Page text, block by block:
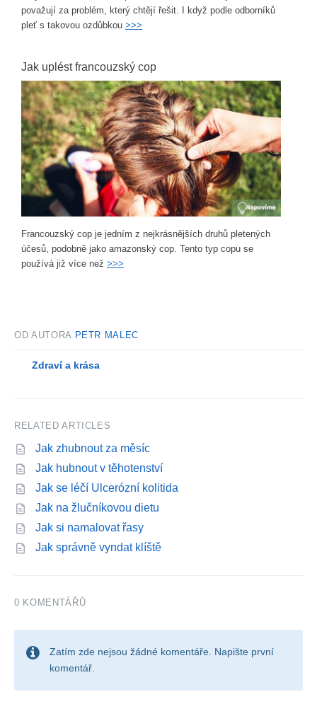
považují za problém, který chtějí řešit. I když podle odborníků
pleť s takovou ozdůbkou >>>
Jak uplést francouzský cop
Francouzský cop je jedním z nejkrásnějších druhů pletených
účesů, podobně jako amazonský cop. Tento typ copu se
používá již více než >>>
OD AUTORA PETR MALEC
Zdraví a krása
RELATED ARTICLES
Jak zhubnout za měsíc
Jak hubnout v těhotenství
Jak se léčí Ulcerózní kolitida
Jak na žlučníkovou dietu
Jak si namalovat řasy
Jak správně vyndat klíště
0 KOMENTÁŘŮ
Zatím zde nejsou žádné komentáře. Napište první
komentář.